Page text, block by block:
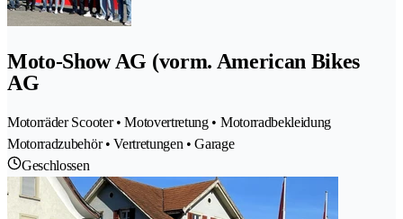
Moto-Show AG (vorm. American Bikes
AG
Motorräder Scooter • Motovertretung • Motorradbekleidung
Motorradzubehör • Vertretungen • Garage
Geschlossen